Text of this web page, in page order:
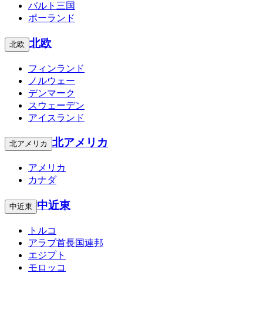
バルト三国
ポーランド
北欧 北欧
フィンランド
ノルウェー
デンマーク
スウェーデン
アイスランド
北アメリカ 北アメリカ
アメリカ
カナダ
中近東 中近東
トルコ
アラブ首長国連邦
エジプト
モロッコ